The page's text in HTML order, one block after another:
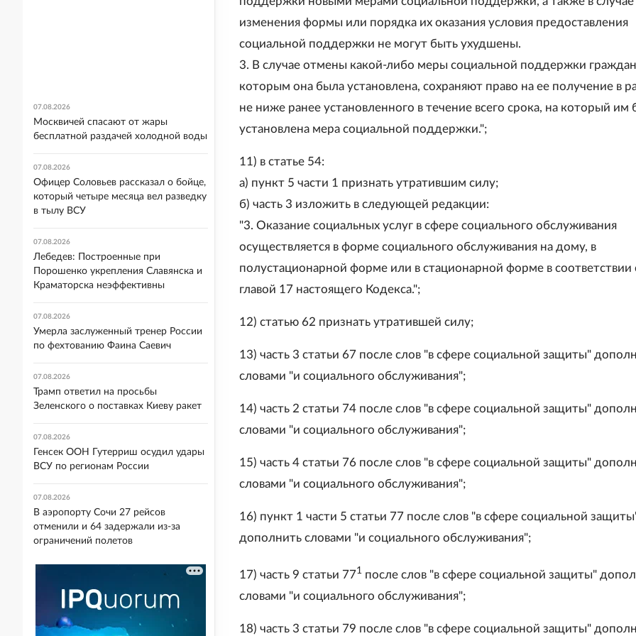
изменения формы или порядка их оказания условия предоставления
социальной поддержки не могут быть ухудшены.
3. В случае отмены какой-либо меры социальной поддержки
которым она была установлена, сохраняют право на ее получение в
не ниже ранее установленного в течение всего срока, на который им
установлена мера социальной поддержки.";
11) в статье 54:
а) пункт 5 части 1 признать утратившим силу;
б) часть 3 изложить в следующей редакции:
"3. Оказание социальных услуг в сфере социального обслуживания
осуществляется в форме социального обслуживания на дому, в
полустационарной форме или в стационарной форме в соответствии
главой 17 настоящего Кодекса.";
12) статью 62 признать утратившей силу;
13) часть 3 статьи 67 после слов "в сфере социальной защиты"
словами "и социального обслуживания";
14) часть 2 статьи 74 после слов "в сфере социальной защиты"
словами "и социального обслуживания";
15) часть 4 статьи 76 после слов "в сфере социальной защиты"
словами "и социального обслуживания";
16) пункт 1 части 5 статьи 77 после слов "в сфере социальной
дополнить словами "и социального обслуживания";
17) часть 9 статьи 771 после слов "в сфере социальной защиты"
словами "и социального обслуживания";
18) часть 3 статьи 79 после слов "в сфере социальной защиты"
07.08.2026
Москвичей спасают от жары
бесплатной раздачей холодной воды
07.08.2026
Офицер Соловьев рассказал о бойце,
который четыре месяца вел разведку
в тылу ВСУ
07.08.2026
Лебедев: Построенные при
Порошенко укрепления Славянска и
Краматорска неэффективны
07.08.2026
Умерла заслуженный тренер России
по фехтованию Фаина Саевич
07.08.2026
Трамп ответил на просьбы
Зеленского о поставках Киеву ракет
07.08.2026
Генсек ООН Гутерриш осудил удары
ВСУ по регионам России
07.08.2026
В аэропорту Сочи 27 рейсов
отменили и 64 задержали из-за
ограничений полетов